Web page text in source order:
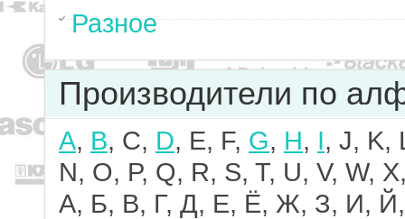
Разное
Производители по
A, B, C, D, E, F, G, H, I, J, K,
N, O, P, Q, R, S, T, U, V, W,
А, Б, В, Г, Д, Е, Ё, Ж, З, И, Й,